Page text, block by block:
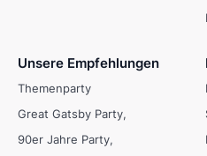
Unsere Empfehlungen
Themenparty
Great Gatsby Party
90er Jahre Party